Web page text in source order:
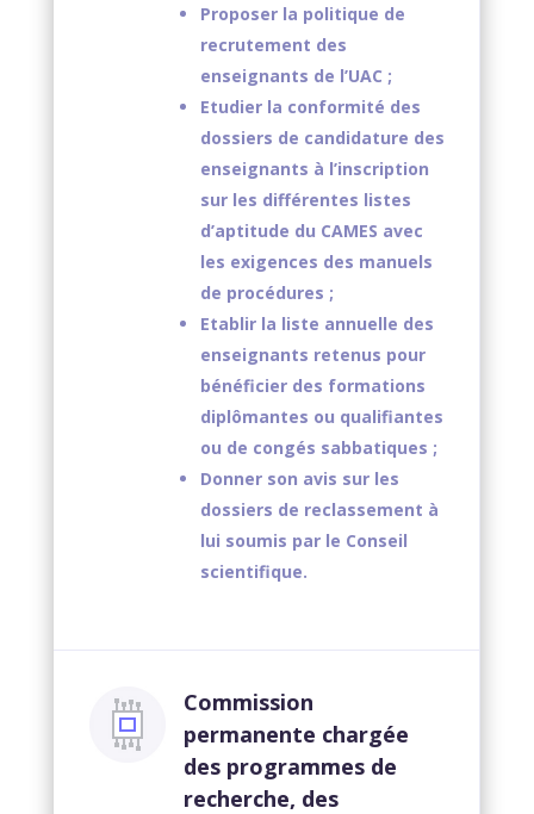
Proposer la politique de
recrutement des
enseignants de l’UAC ;
Etudier la conformité des
dossiers de candidature des
enseignants à l’inscription
sur les différentes listes
d’aptitude du CAMES avec
les exigences des manuels
de procédures ;
Etablir la liste annuelle des
enseignants retenus pour
bénéficier des formations
diplômantes ou qualifiantes
ou de congés sabbatiques ;
Donner son avis sur les
dossiers de reclassement à
lui soumis par le Conseil
scientifique.
Commission
permanente chargée
des programmes de
recherche, des